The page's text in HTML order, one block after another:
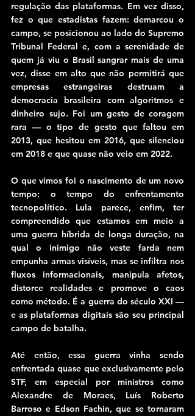
regulação das plataformas. Em vez disso,
fez o que estadistas fazem: demarcou o
campo, se posicionou ao lado do Supremo
Tribunal Federal e, com a serenidade de
quem já viu o Brasil sangrar mais de uma
vez, disse em alto que não permitirá que
empresas estrangeiras destruam a
democracia brasileira com algoritmos e
dinheiro sujo. Foi um gesto de coragem
rara — o tipo de gesto que faltou em
2013, que hesitou em 2016, que silenciou
em 2018 e que quase não veio em 2022.
O que vimos foi o nascimento de um novo
tempo: o tempo do enfrentamento
tecnopolítico. Lula parece, enfim, ter
compreendido que estamos em meio a
uma guerra híbrida de longa duração, na
qual o inimigo não veste farda nem
empunha armas visíveis, mas se infiltra nos
fluxos informacionais, manipula afetos,
distorce realidades e promove o caos
como método. É a guerra do século XXI —
e as plataformas digitais são seu principal
campo de batalha.
Até então, essa guerra vinha sendo
enfrentada quase que exclusivamente pelo
STF, em especial por ministros como
Alexandre de Moraes, Luís Roberto
Barroso e Edson Fachin, que se tornaram